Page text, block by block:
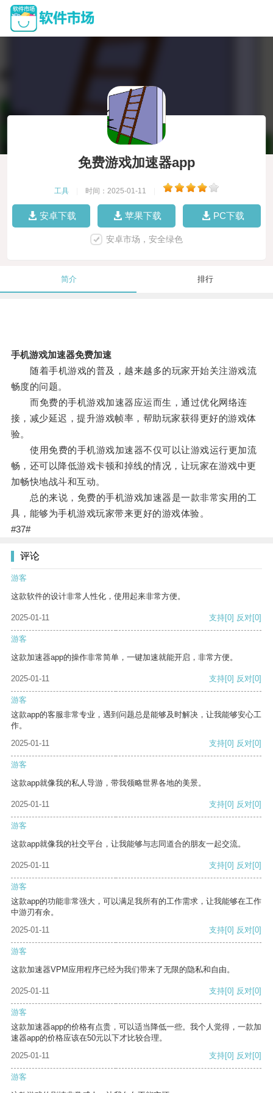
免费游戏加速器app
工具 时间：2025-01-11
安卓下载 苹果下载 PC下载
安卓市场，安全绿色
简介 排行
手机游戏加速器免费加速
随着手机游戏的普及，越来越多的玩家开始关注游戏流
畅度的问题。
而免费的手机游戏加速器应运而生，通过优化网络连
接，减少延迟，提升游戏帧率，帮助玩家获得更好的游戏体
验。
使用免费的手机游戏加速器不仅可以让游戏运行更加流
畅，还可以降低游戏卡顿和掉线的情况，让玩家在游戏中更
加畅快地战斗和互动。
总的来说，免费的手机游戏加速器是一款非常实用的工
具，能够为手机游戏玩家带来更好的游戏体验。
#37#
评论
游客
这款软件的设计非常人性化，使用起来非常方便。
2025-01-11 支持[0] 反对[0]
游客
这款加速器app的操作非常简单，一键加速就能开启，非常方便。
2025-01-11 支持[0] 反对[0]
游客
这款app的客服非常专业，遇到问题总是能够及时解决，让我能够安心工
作。
2025-01-11
支持[0] 反对[0]
游客
这款app就像我的私人导游，带我领略世界各地的美景。
2025-01-11 支持[0] 反对[0]
游客
这款app就像我的社交平台，让我能够与志同道合的朋友一起交流。
2025-01-11 支持[0] 反对[0]
游客
这款app的功能非常强大，可以满足我所有的工作需求，让我能够在工作
中游刃有余。
2025-01-11
支持[0] 反对[0]
游客
这款加速器VPM应用程序已经为我们带来了无限的隐私和自由。
2025-01-11 支持[0] 反对[0]
游客
这款加速器app的价格有点贵，可以适当降低一些。我个人觉得，一款加
速器app的价格应该在50元以下才比较合理。
2025-01-11
支持[0] 反对[0]
游客